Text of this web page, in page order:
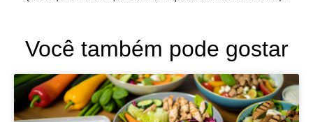
Você também pode gostar